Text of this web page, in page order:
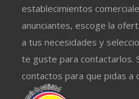
establecimientos
anunciantes, escoge la
a tus necesidades y
te guste para contactarlos.
contactos para que pidas a